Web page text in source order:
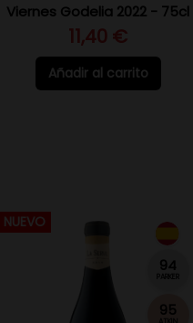
Viernes Godelia 2022 - 75cl
11,40 €
Añadir al carrito
NUEVO
94
PARKER
95